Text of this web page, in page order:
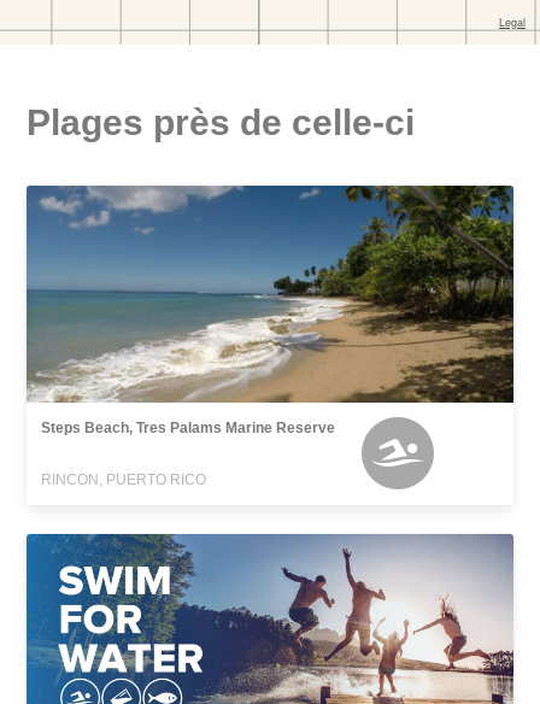
Plages près de celle-ci
Steps Beach, Tres Palams Marine Reserve
RINCON, PUERTO RICO